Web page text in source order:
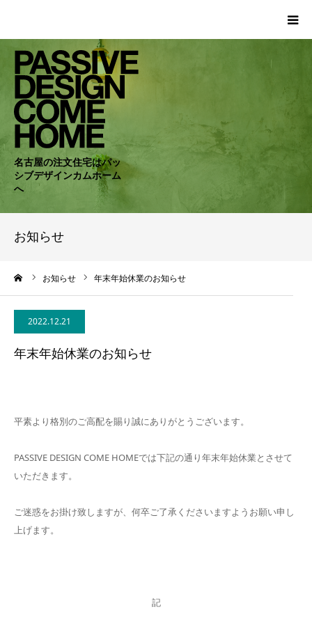
名古屋の注文住宅はパッ
シブデザインカムホーム
へ
お知らせ
お知らせ 年末年始休業のお知らせ
2022.12.21
年末年始休業のお知らせ
平素より格別のご高配を賜り誠にありがとうございます。
PASSIVE DESIGN COME HOMEでは下記の通り年末年始休業とさせて
いただきます。
ご迷惑をお掛け致しますが、何卒ご了承くださいますようお願い申し
上げます。
記
HOME
WORKS
COMPANY
CONCEPT
NEWS
BLOG